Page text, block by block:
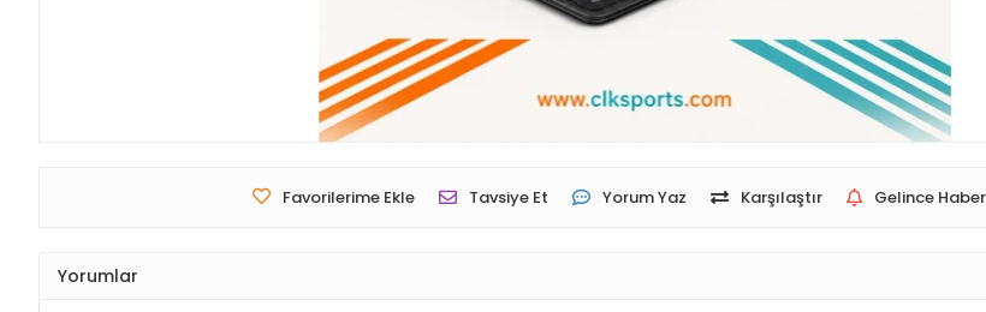
Favorilerime Ekle Tavsiye Et Yorum Yaz Karşılaştır Gelince
Yorumlar